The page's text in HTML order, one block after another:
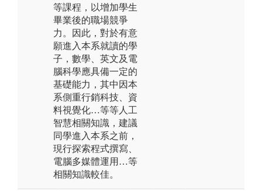
等課程，以增加學生
畢業後的職場競爭
力。因此，對於有意
願進入本系就讀的學
子，數學、英文及電
腦科學應具備一定的
基礎能力，其中因本
系側重行銷科技、資
料視覺化…等等人工
智慧相關知識，建議
同學進入本系之前，
現行探索程式撰寫、
電腦多媒體運用…等
相關知識較佳。